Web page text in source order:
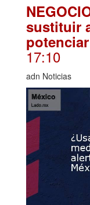
sustituir
17:10
adn Noticias